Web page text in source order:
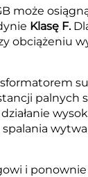
może
Klasę F.
obciążeniu
palnych
i